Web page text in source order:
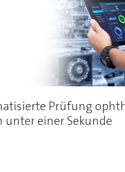
Prüfung
unter einer Sekunde